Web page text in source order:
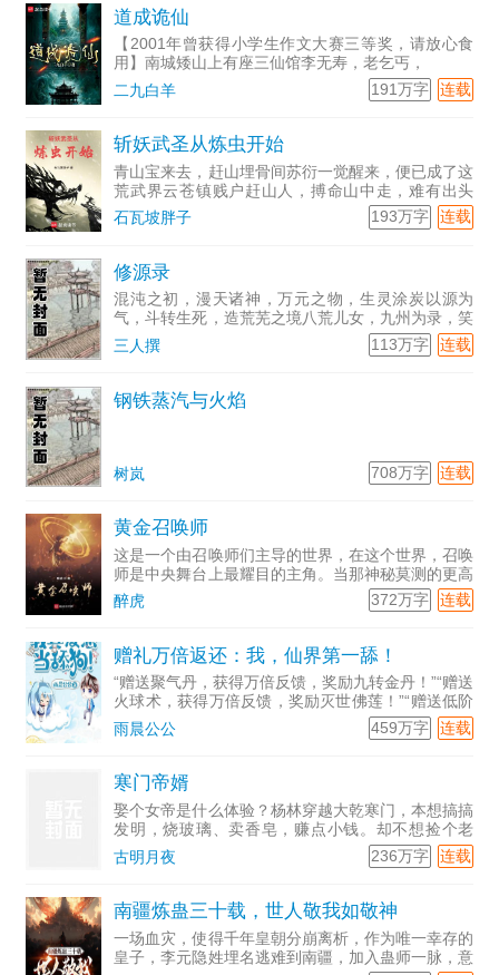
道成诡仙
【2001年曾获得小学生作文大赛三等奖，请放心食
用】南城矮山上有座三仙馆李无寿，老乞丐，
二九白羊
连载
191万字
斩妖武圣从炼虫开始
青山宝来去，赶山埋骨间苏衍一觉醒来，便已成了这
荒武界云苍镇贱户赶山人，搏命山中走，难有出头
路，只任那...
石瓦坡胖子 连载
193万字
修源录
混沌之初，漫天诸神，万元之物，生灵涂炭以源为
气，斗转生死，造荒芜之境八荒儿女，九州为录，笑
握生死谈笑之间孤身一人，夺浮华之志，撼星云天地
之间醉酒当歌凌云志，少年自古逸风流卧看苍天谁在
三人撰 连载
113万字
钢铁蒸汽与火焰
树岚 连载
708万字
黄金召唤师
这是一个由召唤师们主导的世界，在这个世界，召唤
师是中央舞台上最耀目的主角。当那神秘莫测的更高
的世界变得触手可及之时，当中华文明的荣耀与记忆
照进现实之时，降临大炎帝国的召唤师的精彩故事，
醉虎 连载
372万字
赠礼万倍返还：我，仙界第一舔！
“赠送聚气丹，获得万倍反馈，奖励九转金丹！”“赠送
火球术，获得万倍反馈，奖励灭世佛莲！”“赠送低阶
法器，获得万倍反馈，奖励开天神斧！”获得系统的
叶辰，只要给女修送礼就能得到奖励。叶辰对此只想
雨晨公公 连载
459万字
寒门帝婿
娶个女帝是什么体验？杨林穿越大乾寒门，本想搞搞
发明，烧玻璃、卖香皂，赚点小钱。却不想捡个老
婆，竟是落魄女帝，非逼他起义复国，造红衣巨炮，
铁甲战船！杨林无奈啊，造吧！谁让自己宠着她呢？
古明月夜 连载
236万字
南疆炼蛊三十载，世人敬我如敬神
一场血灾，使得千年皇朝分崩离析，作为唯一幸存的
皇子，李元隐姓埋名逃难到南疆，加入蛊师一脉，意